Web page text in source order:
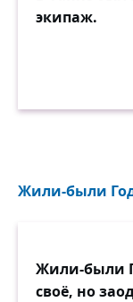
экипаж.
Жили-были
Жили-были
своё, но